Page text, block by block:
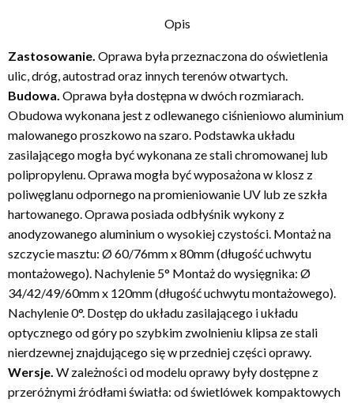
Opis
Zastosowanie. Oprawa była przeznaczona do oświetlenia
ulic, dróg, autostrad oraz innych terenów otwartych.
Budowa. Oprawa była dostępna w dwóch rozmiarach.
Obudowa wykonana jest z odlewanego ciśnieniowo aluminium
malowanego proszkowo na szaro. Podstawka układu
zasilającego mogła być wykonana ze stali chromowanej lub
polipropylenu. Oprawa mogła być wyposażona w klosz z
poliwęglanu odpornego na promieniowanie UV lub ze szkła
hartowanego. Oprawa posiada odbłyśnik wykony z
anodyzowanego aluminium o wysokiej czystości. Montaż na
szczycie masztu: Ø 60/76mm x 80mm (długość uchwytu
montażowego). Nachylenie 5° Montaż do wysięgnika: Ø
34/42/49/60mm x 120mm (długość uchwytu montażowego).
Nachylenie 0°. Dostęp do układu zasilającego i układu
optycznego od góry po szybkim zwolnieniu klipsa ze stali
nierdzewnej znajdującego się w przedniej części oprawy.
Wersje. W zależności od modelu oprawy były dostępne z
przeróżnymi źródłami światła: od świetlówek kompaktowych